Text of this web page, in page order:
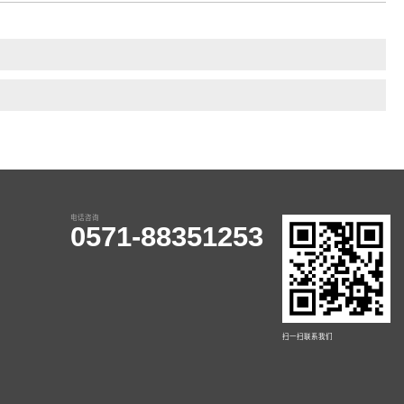
电话咨询
0571-88351253
扫一扫联系我们